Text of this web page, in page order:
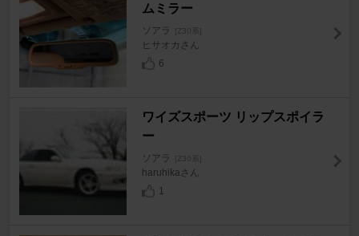
ムミラー
ソアラ [Z30系]
ヒサオカさん
6
ワイズスポーツ リップスポイラ
ー
ソアラ [Z30系]
haruhikaさん
1